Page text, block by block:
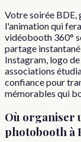
Votre soirée BDE,
l'animation qui
vidéobooth 360°
partage
Instagram, logo
associations
confiance pour
mémorables qui
Où organiser
photobooth à